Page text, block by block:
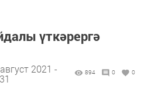
үткәрергә
2021 -
894 0 0